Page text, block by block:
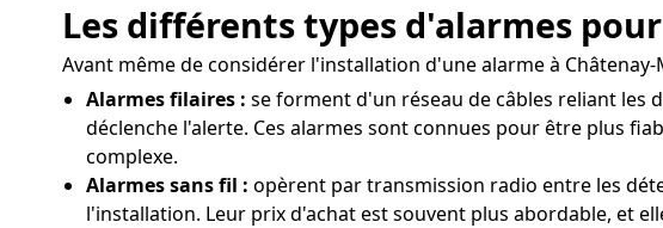
Les différents types d'alarmes
Avant même de considérer l'installation d'une alarme à
Alarmes filaires : se forment d'un réseau de câbles reliant les
déclenche l'alerte. Ces alarmes sont connues pour être plus
complexe.
Alarmes sans fil : opèrent par transmission radio entre les
l'installation. Leur prix d'achat est souvent plus abordable, et